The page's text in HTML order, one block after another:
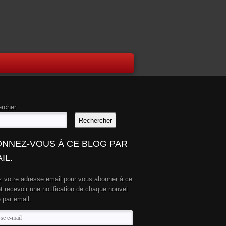
Rechercher
VOUS À CE BLOG PAR
votre adresse email pour vous abonner à ce
recevoir une notification de chaque nouvel
par email.